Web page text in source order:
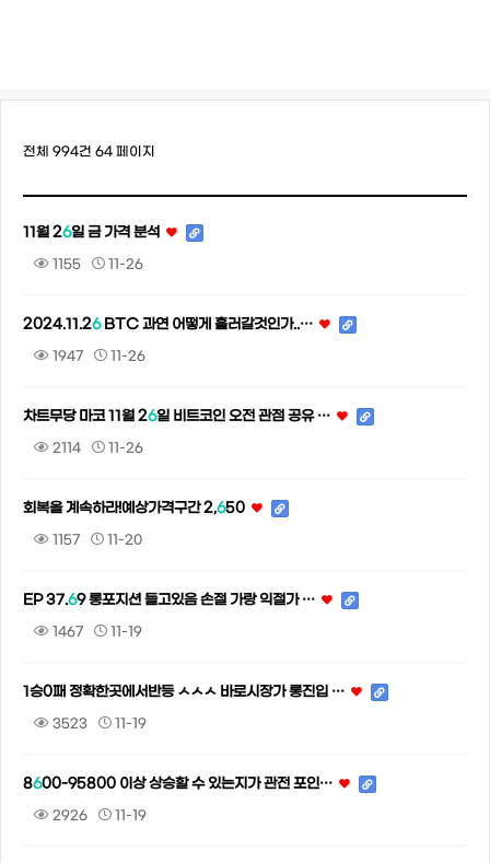
전체 994건 64 페이지
11월 26일 금 가격 분석
1155 11-26
2024.11.26BTC 과연 어떻게 흘러갈것인가..…
1947 11-26
차트무당 마코 11월 26일 비트코인 오전 관점 공유 …
2114 11-26
회복을 계속하라!예상가격구간 2,650
1157 11-20
EP 37.69 롱포지션 들고있음 손절 가랑 익절가 …
1467 11-19
1승0패 정확한곳에서반등 ㅅㅅㅅ 바로시장가 롱진입 …
3523 11-19
8600-95800 이상 상승할 수 있는지가 관전 포인…
2926 11-19